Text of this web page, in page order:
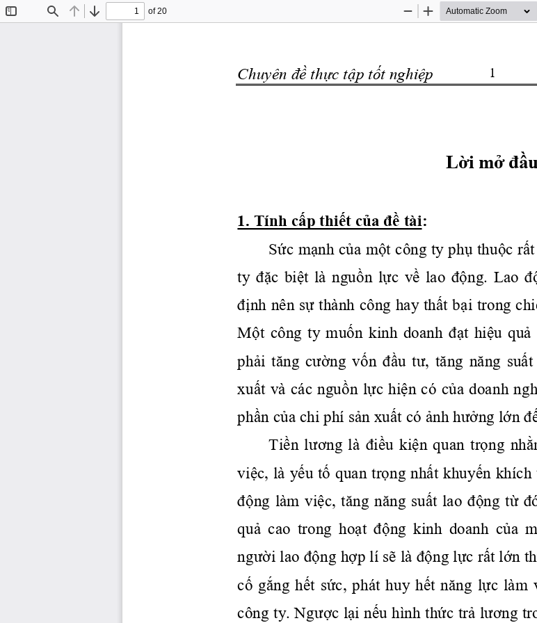
Find Previous
Next
of 20
Zoom
Zoom
Chuyên đề thực tập tốt nghiệp 1
Lời mở đầu
1. Tính cấp thiết của đề tài:
Sức mạnh của một công ty phụ thuộc rất
ty đặc biệt
  là
nguồn lực về
  lao
động.
  Lao
định nên sự thành công hay thất bại trong
Một
  công  ty
muốn
  kinh  doanh
đạt hiệu quả
phải tăng cường vốn đầu tư, tăng năng suất
xuất và các nguồn lực hiện có của doanh
phần của chi phí sản xuất có ảnh hưởng lớn
Tiền lương
  là
điều kiện
  quan
trọng
việc, là yếu tố quan trọng nhất khuyến khích
động làm việc, tăng năng suất lao động từ
quả
  cao  trong
hoạt động
  kinh  doanh
của
người lao động hợp lí sẽ là động lực rất lớn
cố gắng hết sức,
  phát  huy
hết năng lực
  làm
công ty. Ngược lại nếu hình thức trả lương